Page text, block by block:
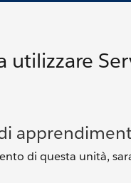
utilizzare
di questa unità,